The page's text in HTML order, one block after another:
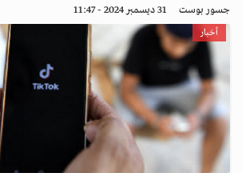
جسور بوست 31 ديسمبر 2024 - 11:47
أخبار